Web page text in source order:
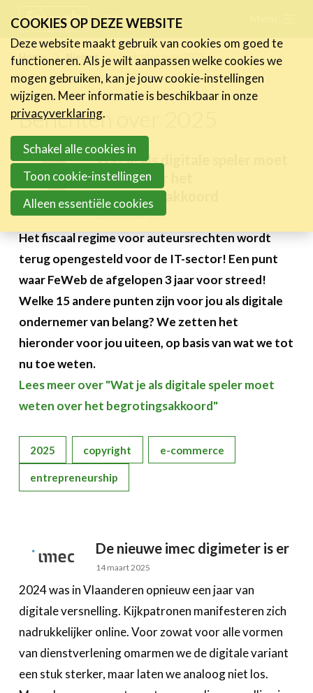
links
Jump
to
navigation
to
main
content
FR NL
Home Nieuws Berichten over 2025
Berichten over 2025
Wat je als digitale speler moet
weten over het
begrotingsakkoord
25 november 2025
Het fiscaal regime voor auteursrechten wordt
terug opengesteld voor de IT-sector! Een punt
waar FeWeb de afgelopen 3 jaar voor streed!
Welke 15 andere punten zijn voor jou als digitale
ondernemer van belang? We zetten het
hieronder voor jou uiteen, op basis van wat we tot
nu toe weten.
Lees meer over "Wat je als digitale speler moet
weten over het begrotingsakkoord"
2025 copyright e-commerce
entrepreneurship
De nieuwe imec digimeter is er
14 maart 2025
2024 was in Vlaanderen opnieuw een jaar van
digitale versnelling. Kijkpatronen manifesteren zich
nadrukkelijker online. Voor zowat voor alle vormen
van dienstverlening omarmen we de digitale variant
een stuk sterker, maar laten we analoog niet los.
Nieuws
Nieuwsberichten
FeWeb Videos
Jobs in de sector
Activiteiten
Cases
Expertise
Toolbox
Bedrijvenzoeker
Over FeWeb
COOKIES OP DEZE WEBSITE
Deze website maakt gebruik van cookies om goed te
functioneren. Als je wilt aanpassen welke cookies we
mogen gebruiken, kan je jouw cookie-instellingen
wijzigen. Meer informatie is beschikbaar in onze
privacyverklaring.
Schakel alle cookies in
Toon cookie-instellingen
Alleen essentiële cookies